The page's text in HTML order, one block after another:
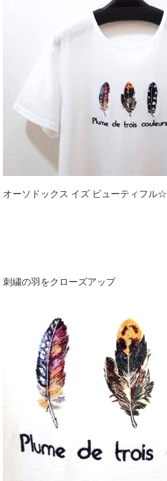
オーソドックス イズ ビューティフル☆
刺繍の羽をクローズアップ